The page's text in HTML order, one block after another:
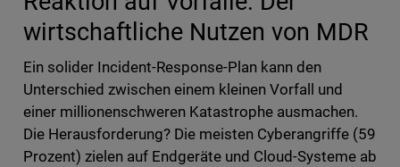
wirtschaftliche Nutzen von MDR
Ein solider Incident-Response-Plan kann den
Unterschied zwischen einem kleinen Vorfall und
einer millionenschweren Katastrophe ausmachen.
Die Herausforderung? Die meisten Cyberangriffe (59
Prozent) zielen auf Endgeräte und Cloud-Systeme ab